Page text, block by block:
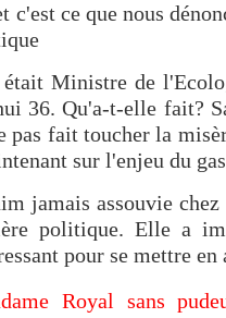
c'est ce que nous
Ministre de
36. Qu'a-t-elle fait?
pas fait toucher la
sur l'enjeu du
jamais assouvie
politique. Elle a
pour se mettre en
Royal sans